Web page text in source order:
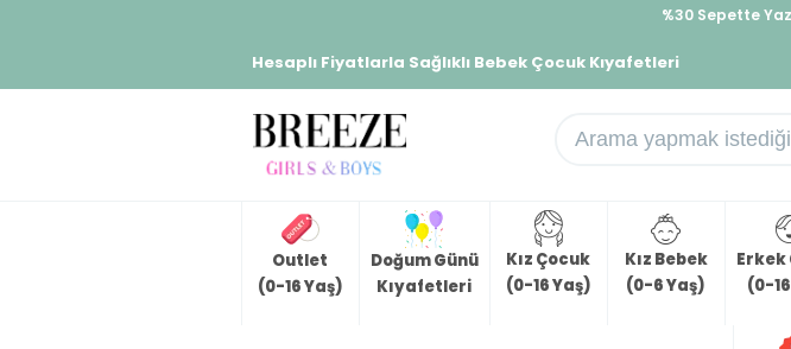
İndirimlere ek %10
Hesaplı Fiyatlarla Sağlıklı Bebek Çocuk Kıyafetleri
Outlet
(0-16 Yaş)
Doğum Günü
Kıyafetleri
Kız Çocuk
(0-16 Yaş)
Kız Bebek
(0-6 Yaş)
Erkek
(0-